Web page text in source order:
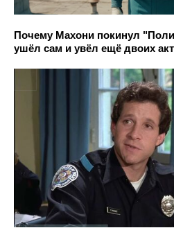
Почему Махони покинул
ушёл сам и увёл ещё двоих